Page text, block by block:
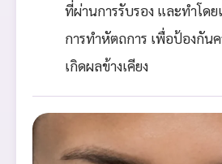
ที่ผ่านการรับรอง และทำโ
การทำหัตถการ เพื่อป้องกัน
เกิดผลข้างเคียง